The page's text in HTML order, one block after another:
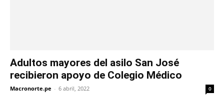
Adultos mayores del asilo San José
recibieron apoyo de Colegio Médico
Macronorte.pe - 6 abril, 2022 0